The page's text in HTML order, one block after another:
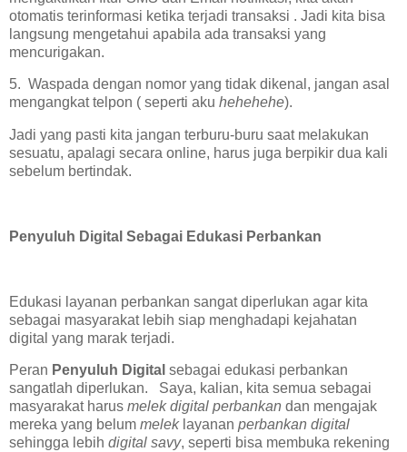
otomatis terinformasi ketika terjadi transaksi . Jadi kita bisa
langsung mengetahui apabila ada transaksi yang
mencurigakan.
5. Waspada dengan nomor yang tidak dikenal, jangan asal
mengangkat telpon ( seperti aku hehehehe).
Jadi yang pasti kita jangan terburu-buru saat melakukan
sesuatu, apalagi secara online, harus juga berpikir dua kali
sebelum bertindak.
Penyuluh Digital Sebagai Edukasi Perbankan
Edukasi layanan perbankan sangat diperlukan agar kita
sebagai masyarakat lebih siap menghadapi kejahatan
digital yang marak terjadi.
Peran Penyuluh Digital sebagai edukasi perbankan
sangatlah diperlukan. Saya, kalian, kita semua sebagai
masyarakat harus melek digital perbankan dan mengajak
mereka yang belum meleklayanan perbankan digital
sehingga lebih digital savy, seperti bisa membuka rekening